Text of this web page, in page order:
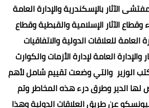
الآثار بالإسكندرية والإدارة العامة
الآثار الإسلامية والقبطية وقطاع
العامة للعلاقات الدولية والاتفاقيات
والإدارة العامة لإدارة الأزمات والكوارث
الوزير والتي وضعت تقييم شامل لأهم
لها الدير وطرق درء هذه المخاطر وتم
عن طريق العلاقات الدولية وهذا